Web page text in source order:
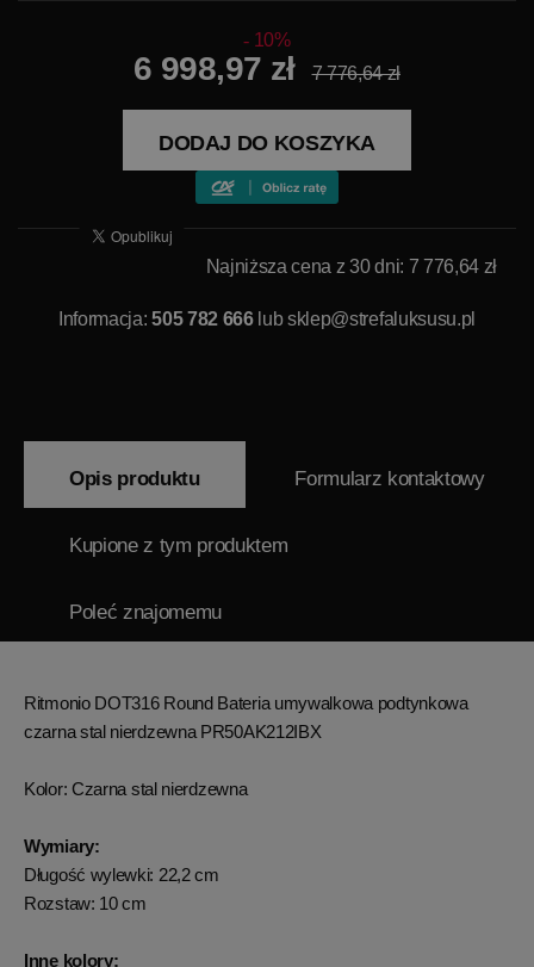
10%
6 998,97 zł 7 776,64 zł
DODAJ DO KOSZYKA
Najniższa cena z 30 dni: 7 776,64 zł
Informacja:505 782 666lubsklep@strefaluksusu.pl
Opis produktu Formularz kontaktowy
Kupione z tym produktem
Poleć znajomemu
Ritmonio DOT316 Round Bateria umywalkowa podtynkowa
czarna stal nierdzewna PR50AK212IBX
Kolor: Czarna stal nierdzewna
Wymiary:
Długość wylewki: 22,2 cm
Rozstaw: 10 cm
Inne kolory: